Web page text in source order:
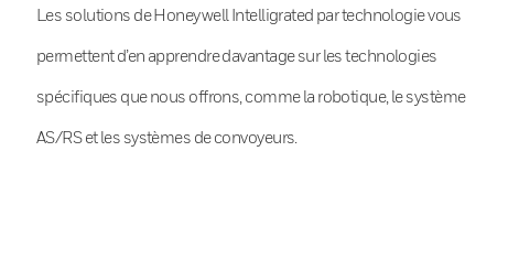
Les solutions de Honeywell Intelligrated par technologie vous
permettent d’en apprendre davantage sur les technologies
spécifiques que nous offrons, comme la robotique, le système
AS/RS et les systèmes de convoyeurs.